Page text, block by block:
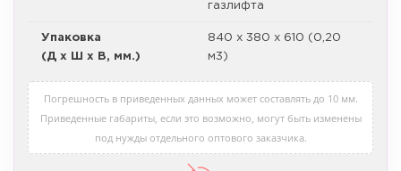
газлифта
Упаковка
(Д х Ш х В, мм.)
840 х 380 х 610 (0,20
м3)
Погрешность в приведенных данных может составлять до 10 мм.
Приведенные габариты, если это возможно, могут быть изменены
под нужды отдельного оптового заказчика.